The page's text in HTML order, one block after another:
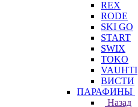
REX
RODE
SKI GO
START
SWIX
TOKO
VAUHTI
ВИСТИ
ПАРАФИНЫ
Назад